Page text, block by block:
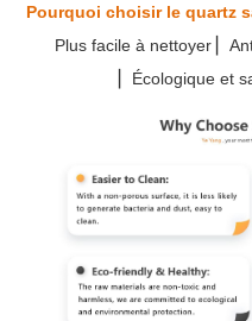
Pourquoi choisir le quartz
Plus facile à nettoyer
▏Écologique et